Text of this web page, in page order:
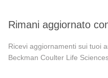
Rimani aggiornato
Ricevi aggiornamenti sui tuoi
Beckman Coulter Life